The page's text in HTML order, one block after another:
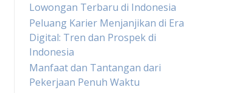
Lowongan Terbaru di Indonesia
Peluang Karier Menjanjikan di Era
Digital: Tren dan Prospek di
Indonesia
Manfaat dan Tantangan dari
Pekerjaan Penuh Waktu